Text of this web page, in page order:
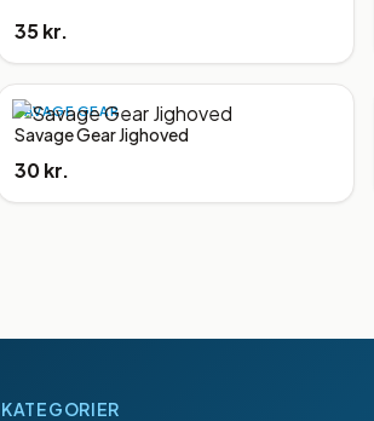
35 kr.
SAVAGE GEAR
Savage Gear Jighoved
30 kr.
KATEGORIER